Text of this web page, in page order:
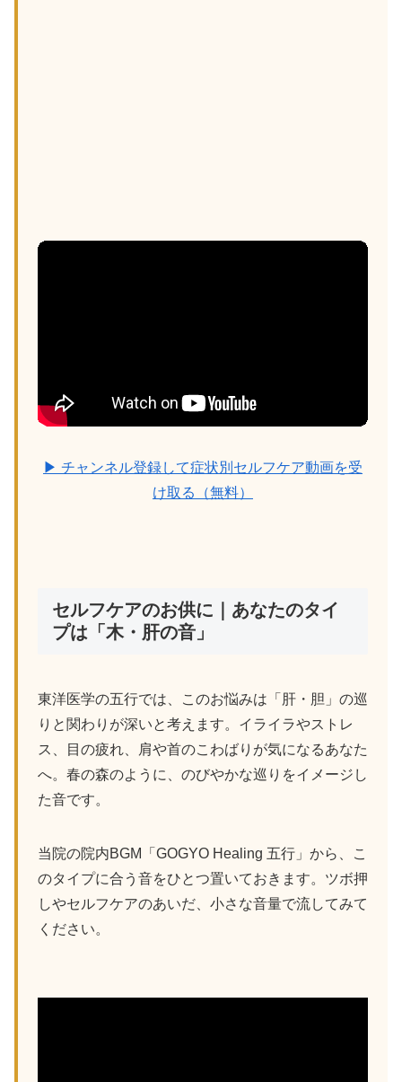
▶ チャンネル登録して症状別セルフケア動画を受
け取る（無料）
セルフケアのお供に｜あなたのタイ
プは「木・肝の音」
東洋医学の五行では、このお悩みは「肝・胆」の巡
りと関わりが深いと考えます。イライラやストレ
ス、目の疲れ、肩や首のこわばりが気になるあなた
へ。春の森のように、のびやかな巡りをイメージし
た音です。
当院の院内BGM「GOGYO Healing 五行」から、こ
のタイプに合う音をひとつ置いておきます。ツボ押
しやセルフケアのあいだ、小さな音量で流してみて
ください。